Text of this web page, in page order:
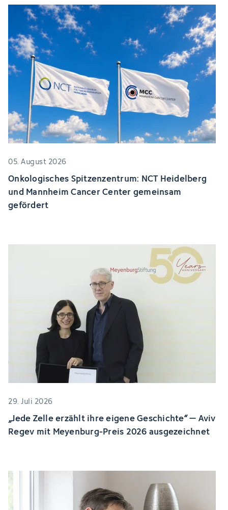
05. August 2026
Onkologisches Spitzenzentrum: NCT Heidelberg
und Mannheim Cancer Center gemeinsam
gefördert
29. Juli 2026
„Jede Zelle erzählt ihre eigene Geschichte“ – Aviv
Regev mit Meyenburg-Preis 2026 ausgezeichnet